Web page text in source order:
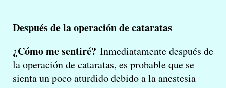
Después de la operación de cataratas
¿Cómo me sentiré? Inmediatamente después de
la operación de cataratas, es probable que se
sienta un poco aturdido debido a la anestesia